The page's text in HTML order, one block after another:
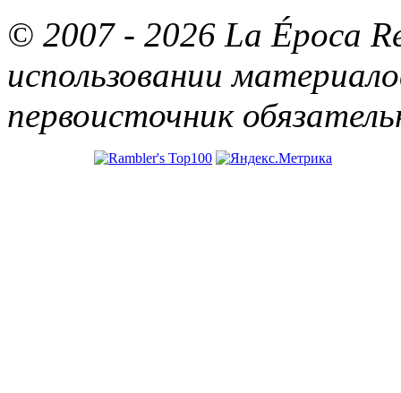
© 2007 - 2026 La Época
использовании
первоисточник